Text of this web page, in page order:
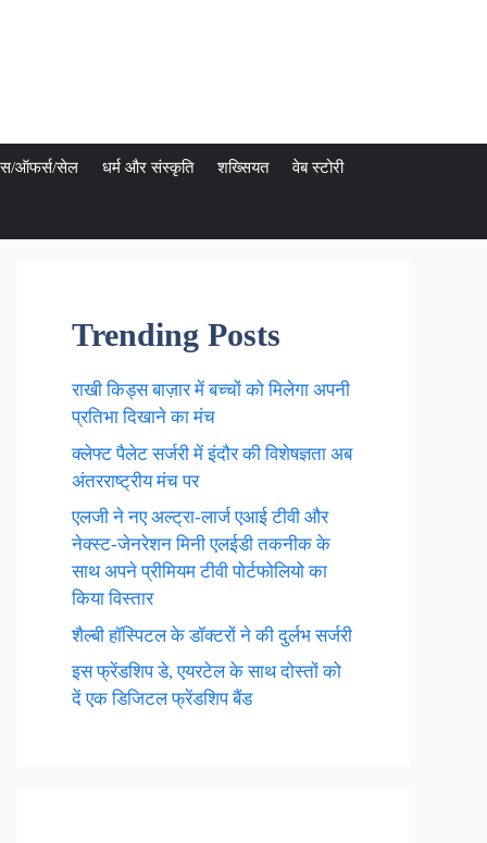
ऑफर्स/सेल धर्म और संस्कृति शख्सियत वेब स्टोरी
Trending Posts
राखी किड्स बाज़ार में बच्चों को मिलेगा अपनी
प्रतिभा दिखाने का मंच
क्लेफ्ट पैलेट सर्जरी में इंदौर की विशेषज्ञता अब
अंतरराष्ट्रीय मंच पर
एलजी ने नए अल्ट्रा-लार्ज एआई टीवी और
नेक्स्ट-जेनरेशन मिनी एलईडी तकनीक के
साथ अपने प्रीमियम टीवी पोर्टफोलियो का
किया विस्तार
शैल्बी हॉस्पिटल के डॉक्टरों ने की दुर्लभ सर्जरी
इस फ्रेंडशिप डे, एयरटेल के साथ दोस्तों को
दें एक डिजिटल फ्रेंडशिप बैंड